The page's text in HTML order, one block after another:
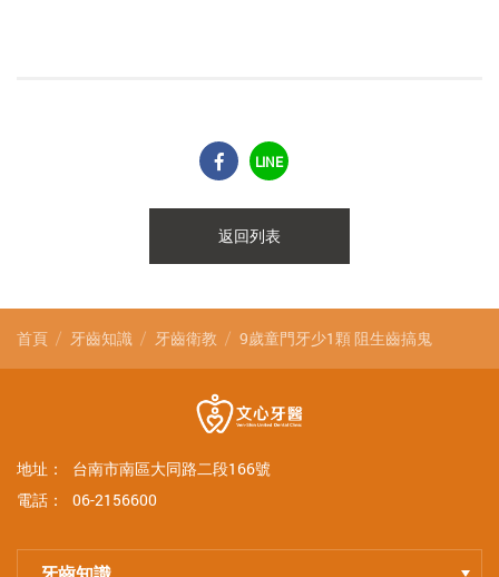
LINE
返回列表
首頁 牙齒知識 牙齒衛教 9歲童門牙少1顆 阻生齒搞鬼
地址：
台南市南區大同路二段166號
電話：
06-2156600